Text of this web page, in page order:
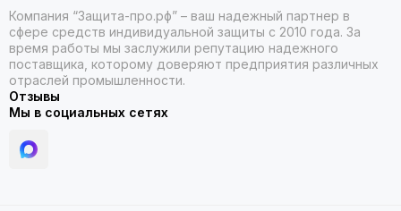
Компания “Защита-про.рф” – ваш надежный партнер в
сфере средств индивидуальной защиты с 2010 года. За
время работы мы заслужили репутацию надежного
поставщика, которому доверяют предприятия различных
отраслей промышленности.
Отзывы
Мы в социальных сетях